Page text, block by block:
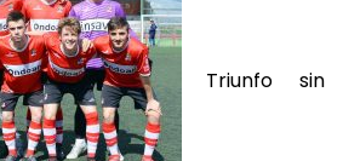
Triunfo sin